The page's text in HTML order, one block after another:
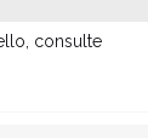
consulte